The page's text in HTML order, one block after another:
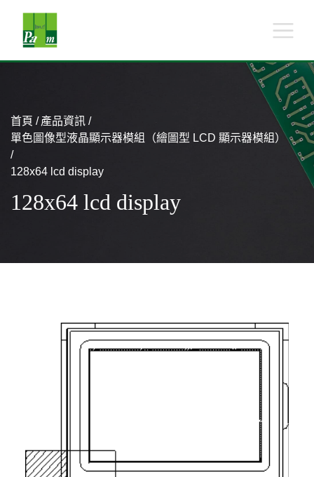
首頁
產品資訊
單色圖像型液晶顯示器模組（繪圖型 LCD 顯示器模組）
128x64 lcd display
128x64 lcd display